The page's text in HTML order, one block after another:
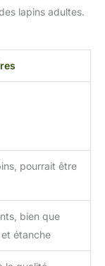
lapins adultes.
pourrait être
bien que
étanche